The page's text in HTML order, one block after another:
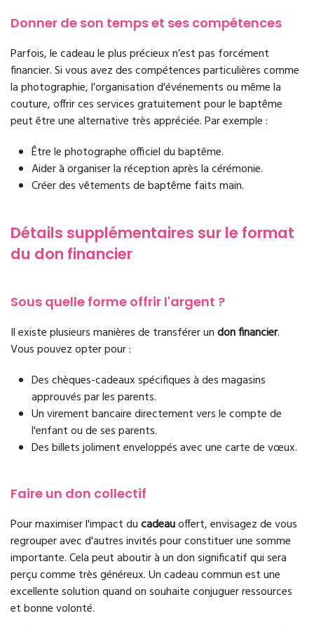
Donner de son temps et ses compétences
Parfois, le cadeau le plus précieux n’est pas forcément
financier. Si vous avez des compétences particulières comme
la photographie, l’organisation d'événements ou même la
couture, offrir ces services gratuitement pour le baptême
peut être une alternative très appréciée. Par exemple :
Être le photographe officiel du baptême.
Aider à organiser la réception après la cérémonie.
Créer des vêtements de baptême faits main.
Détails supplémentaires sur le format
du don financier
Sous quelle forme offrir l'argent ?
Il existe plusieurs manières de transférer undon financier.
Vous pouvez opter pour :
Des chèques-cadeaux spécifiques à des magasins
approuvés par les parents.
Un virement bancaire directement vers le compte de
l'enfant ou de ses parents.
Des billets joliment enveloppés avec une carte de vœux.
Faire un don collectif
Pour maximiser l'impact ducadeauoffert, envisagez de vous
regrouper avec d'autres invités pour constituer une somme
importante. Cela peut aboutir à un don significatif qui sera
perçu comme très généreux. Un cadeau commun est une
excellente solution quand on souhaite conjuguer ressources
et bonne volonté.